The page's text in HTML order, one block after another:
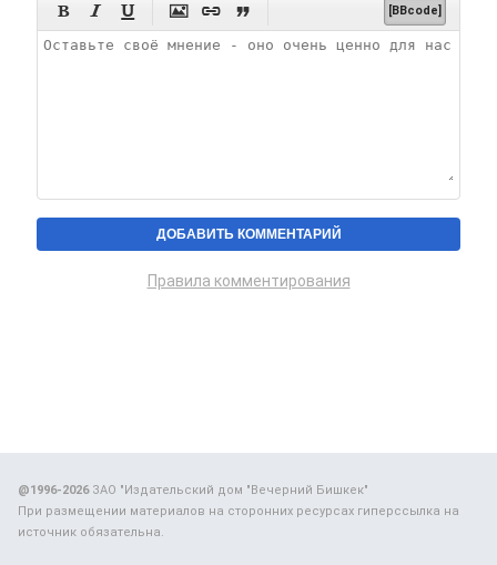
      [BBcode]
Правила комментирования
@1996-2026ЗАО "Издательский дом "Вечерний Бишкек"
При размещении материалов на сторонних ресурсах гиперссылка на
источник обязательна.